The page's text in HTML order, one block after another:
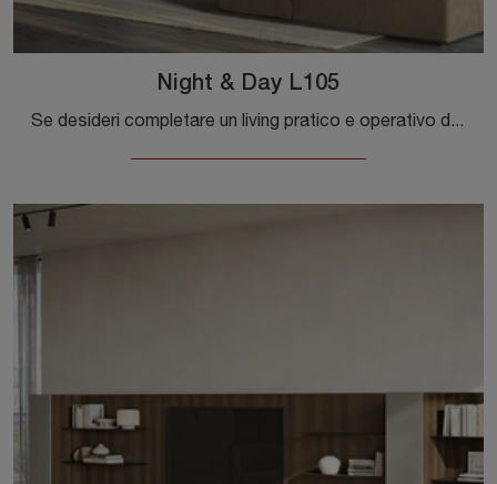
Night & Day L105
Se desideri completare un living pratico e operativo dalle linee moderne, ti offriamo la parete attrezzata Night & Day L105 Colombini Casa.